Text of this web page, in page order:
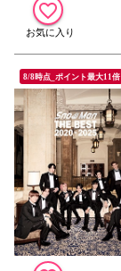
8/8時点_ポイント最大11倍